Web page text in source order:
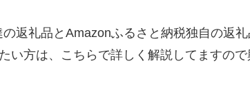
返礼品とAmazonふるさと納税独自の返
方は、こちらで詳しく解説してますので